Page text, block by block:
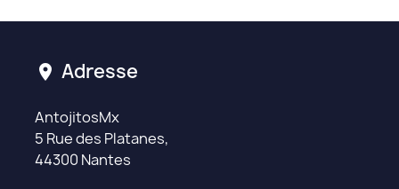
location_on Adresse
AntojitosMx
5 Rue des Platanes,
44300 Nantes